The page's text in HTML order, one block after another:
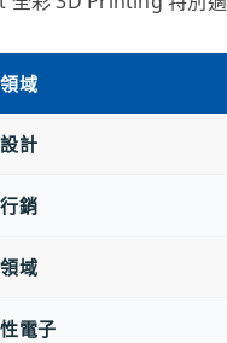
域
計
銷
域
電子